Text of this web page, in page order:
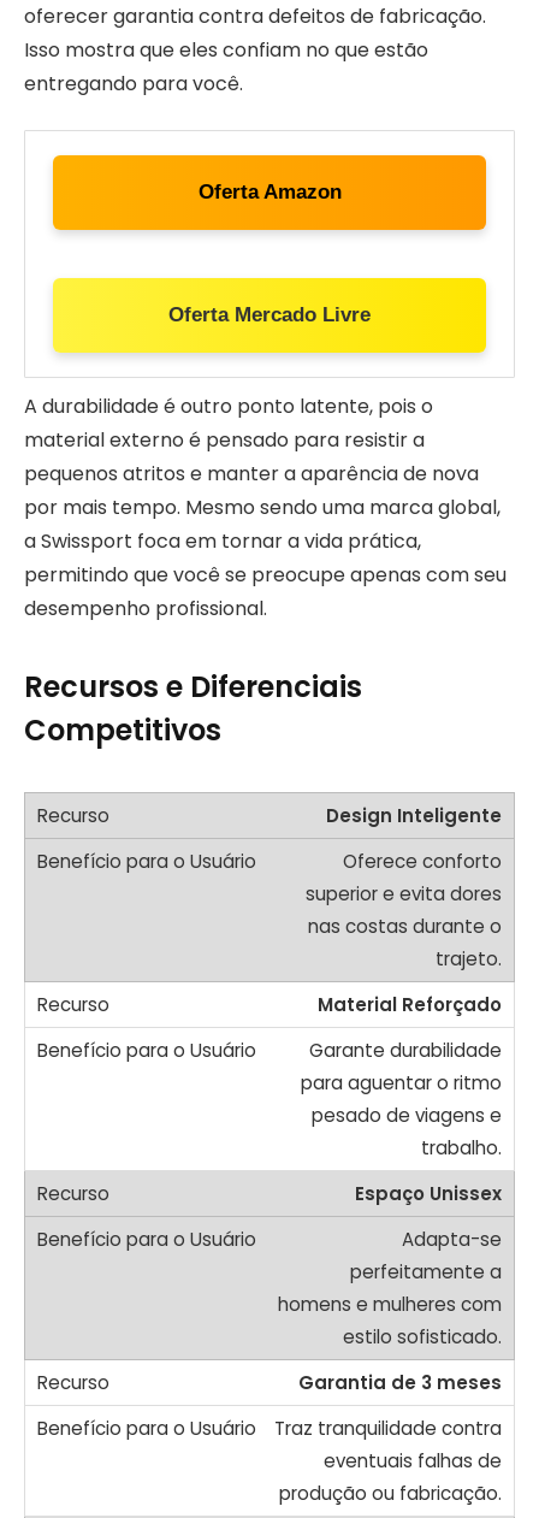
oferecer garantia contra defeitos de fabricação.
Isso mostra que eles confiam no que estão
entregando para você.
Oferta Amazon
Oferta Mercado Livre
A durabilidade é outro ponto latente, pois o
material externo é pensado para resistir a
pequenos atritos e manter a aparência de nova
por mais tempo. Mesmo sendo uma marca global,
a Swissport foca em tornar a vida prática,
permitindo que você se preocupe apenas com seu
desempenho profissional.
Recursos e Diferenciais
Competitivos
Design Inteligente
Oferece conforto
superior e evita dores
nas costas durante o
trajeto.
Material Reforçado
Garante durabilidade
para aguentar o ritmo
pesado de viagens e
trabalho.
Espaço Unissex
Adapta-se
perfeitamente a
homens e mulheres com
estilo sofisticado.
Garantia de 3 meses
Traz tranquilidade contra
eventuais falhas de
produção ou fabricação.